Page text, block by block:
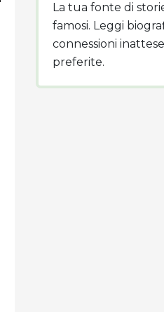
La tua fonte di
famosi. Leggi
connessioni
preferite.